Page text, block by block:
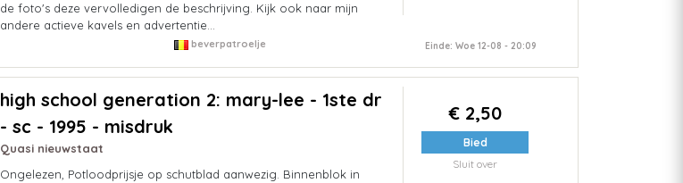
de foto's deze vervolledigen de beschrijving. Kijk ook naar mijn
andere actieve kavels en advertentie...
beverpatroelje Einde: Woe 12-08 - 20:09
high school generation 2: mary-lee - 1ste dr
- sc - 1995 - misdruk
Quasi nieuwstaat
Ongelezen, Potloodprijsje op schutblad aanwezig. Binnenblok in
€ 2,50
Bied
Sluit over